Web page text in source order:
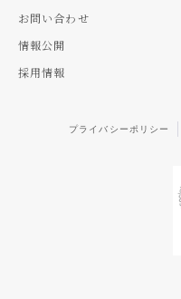
お問い合わせ
情報公開
採用情報
プライバシーポリシー